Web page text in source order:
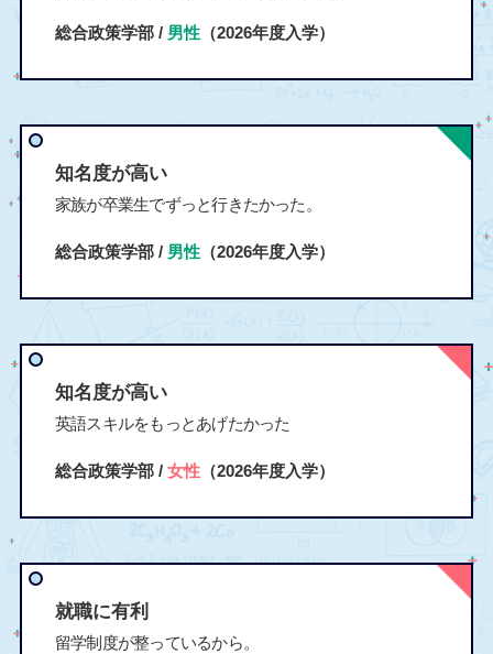
総合政策学部 / 男性（2026年度入学）
知名度が高い
家族が卒業生でずっと行きたかった。
総合政策学部 / 男性（2026年度入学）
知名度が高い
英語スキルをもっとあげたかった
総合政策学部 / 女性（2026年度入学）
就職に有利
留学制度が整っているから。